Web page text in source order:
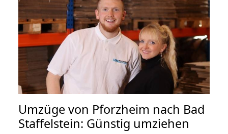
Umzüge von Pforzheim nach Bad
Staffelstein: Günstig umziehen